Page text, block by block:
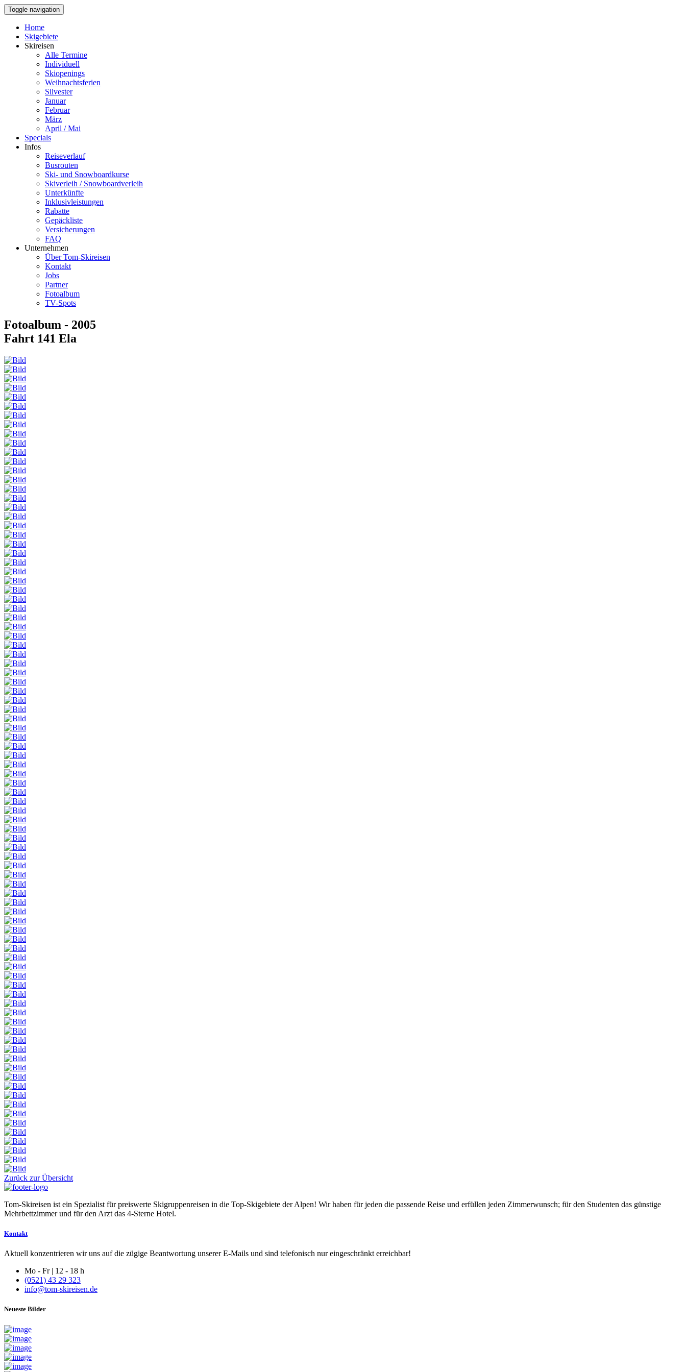
Toggle navigation
Home
Skigebiete
Skireisen
Alle Termine
Individuell
Skiopenings
Weihnachtsferien
Silvester
Januar
Februar
März
April / Mai
Specials
Infos
Reiseverlauf
Busrouten
Ski- und Snowboardkurse
Skiverleih / Snowboardverleih
Unterkünfte
Inklusivleistungen
Rabatte
Gepäckliste
Versicherungen
FAQ
Unternehmen
Über Tom-Skireisen
Kontakt
Jobs
Partner
Fotoalbum
TV-Spots
Fotoalbum - 2005
Fahrt 141 Ela
Zurück zur Übersicht
Tom-Skireisen ist ein Spezialist für preiswerte Skigruppenreisen in die Top-Skigebiete der Alpen! Wir haben für jeden die passende Reise und erfüllen jeden Zimmerwunsch; für den Studenten das günstige
Mehrbettzimmer und für den Arzt das 4-Sterne Hotel.
Kontakt
Aktuell konzentrieren wir uns auf die zügige Beantwortung unserer E-Mails und sind telefonisch nur eingeschränkt erreichbar!
Mo - Fr | 12 - 18 h
(0521) 43 29 323
info@tom-skireisen.de
Neueste Bilder